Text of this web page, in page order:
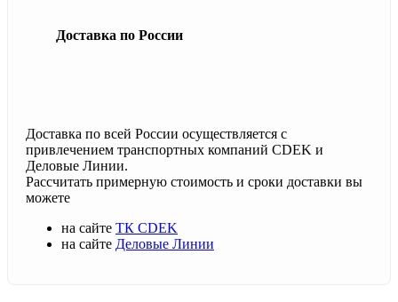
Доставка по России
Доставка по всей России осуществляется с
привлечением транспортных компаний CDEK и
Деловые Линии.
Рассчитать примерную стоимость и сроки доставки вы
можете
на сайте ТК CDEK
на сайте Деловые Линии